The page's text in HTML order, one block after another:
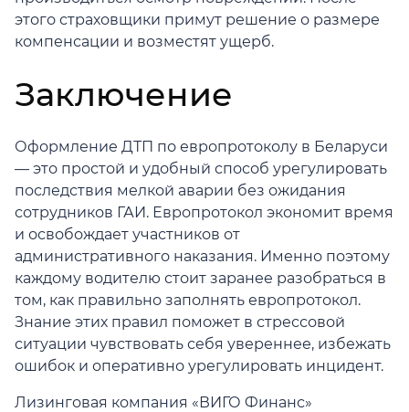
этого страховщики примут решение о размере
компенсации и возместят ущерб.
Заключение
Оформление ДТП по европротоколу в Беларуси
— это простой и удобный способ урегулировать
последствия мелкой аварии без ожидания
сотрудников ГАИ. Европротокол экономит время
и освобождает участников от
административного наказания. Именно поэтому
каждому водителю стоит заранее разобраться в
том, как правильно заполнять европротокол.
Знание этих правил поможет в стрессовой
ситуации чувствовать себя увереннее, избежать
ошибок и оперативно урегулировать инцидент.
Лизинговая компания «ВИГО Финанс»